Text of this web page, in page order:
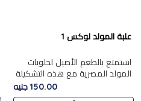
علبة المولد لوكس 1
استمتع بالطعم الأصيل لحلويات
المولد المصرية مع هذه التشكيلة
المختارة بعناية من 9 قطع. تتضمن
التشكيلة جوزرية مع فول،ملبان
150.00 جنيه